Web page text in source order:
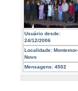
Usuário desde:
24/12/2006
Localidade:
Novo
Mensagens: 4502